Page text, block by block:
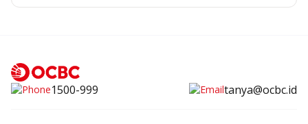
1500-999 tanya@ocbc.id